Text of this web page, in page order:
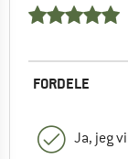
FORDELE
Ja, jeg